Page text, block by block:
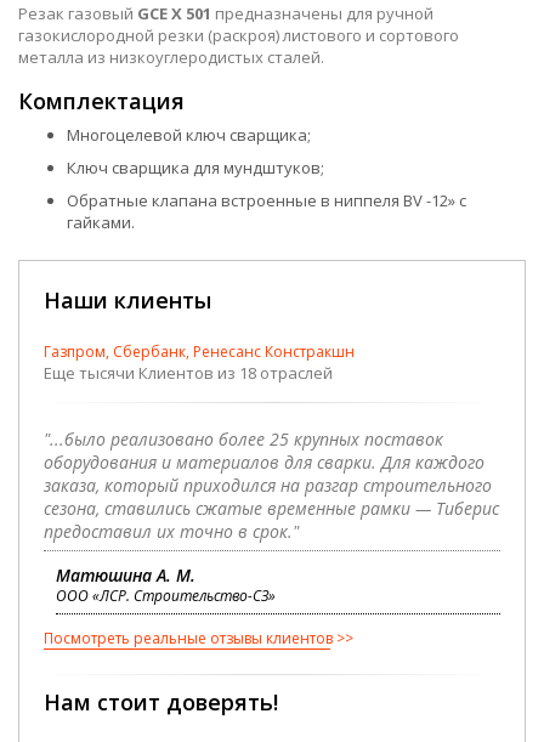
Резак газовый GCE X 501 предназначены для ручной
газокислородной резки (раскроя) листового и сортового
металла из низкоуглеродистых сталей.
Комплектация
Многоцелевой ключ сварщика;
Ключ сварщика для мундштуков;
Обратные клапана встроенные в ниппеля BV -12» с
гайками.
Наши клиенты
Газпром, Сбербанк, Ренесанс Констракшн
Еще тысячи Клиентов из 18 отраслей
"...было реализовано более 25 крупных поставок
оборудования и материалов для сварки. Для каждого
заказа, который приходился на разгар строительного
сезона, ставились сжатые временные рамки — Тиберис
предоставил их точно в срок."
Матюшина А. М.
ООО «ЛСР. Строительство-СЗ»
Посмотреть реальные отзывы клиентов
Нам стоит доверять!